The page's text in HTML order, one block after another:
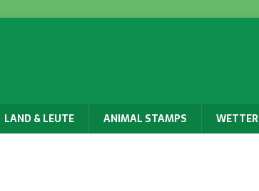
LAND & LEUTE ANIMAL STAMPS WETTER